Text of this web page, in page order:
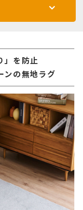
」を防止
ンの無地ラグ